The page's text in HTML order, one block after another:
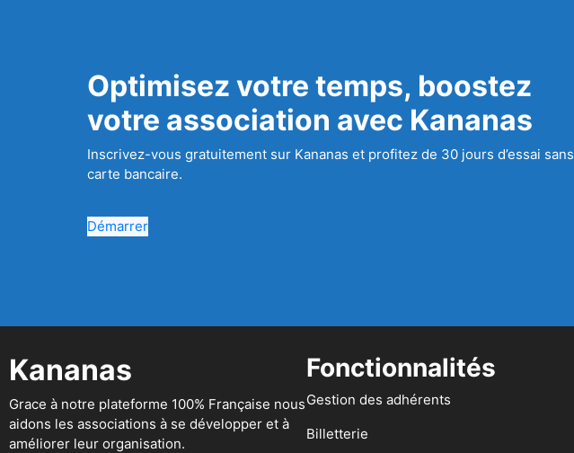
Optimisez votre temps, boostez
votre association avec Kananas
Inscrivez-vous gratuitement sur Kananas et profitez de 30 jours d’essai sans
carte bancaire.
Démarrer
Kananas
Grace à notre plateforme 100% Française nous
aidons les associations à se développer et à
améliorer leur organisation.
Fonctionnalités
Gestion des adhérents
Billetterie